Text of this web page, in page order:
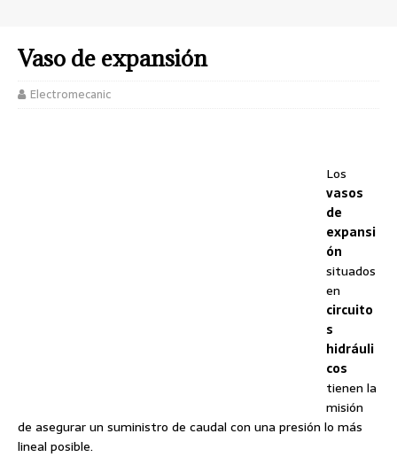
Vaso de expansión
Electromecanic
Los
vasos
de
expansi
ón
situados
en
circuito
s
hidráuli
cos
tienen la
misión
de asegurar un suministro de caudal con una presión lo más
lineal posible.